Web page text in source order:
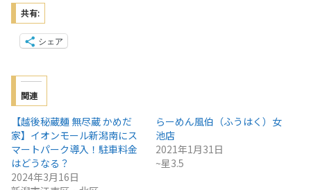
共有:
シェア
関連
【越後秘蔵麺 無尽蔵 かめだ
家】イオンモール新潟南にス
マートパーク導入！駐車料金
はどうなる？
2024年3月16日
らーめん風伯（ふうはく）女
池店
2021年1月31日
~星3.5